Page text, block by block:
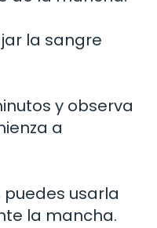
la sangre
y observa
a
puedes usarla
la mancha.